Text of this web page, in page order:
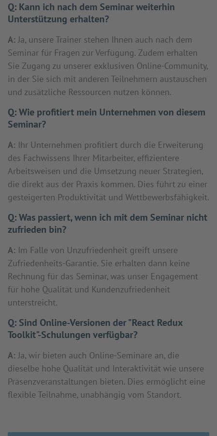
Q: Kann ich nach dem Seminar weiterhin
Unterstützung erhalten?
A: Ja, unsere Trainer stehen Ihnen auch nach dem
Seminar für Fragen zur Verfügung. Zudem erhalten
Sie Zugang zu unserer exklusiven Online-Community,
in der Sie sich mit anderen Teilnehmern austauschen
und zusätzliche Ressourcen nutzen können.
Q:Wie profitiert mein Unternehmen von diesem
Seminar?
A: Ihr Unternehmen profitiert durch die Erweiterung
des Fachwissens Ihrer Mitarbeiter, effizientere
Arbeitsweisen und die Umsetzung neuer Strategien,
die direkt aus der Praxis kommen. Dies führt zu einer
gesteigerten Produktivität und Wettbewerbsfähigkeit.
Q:Was passiert, wenn ich mit dem Seminar nicht
zufrieden bin?
A: Im Falle von Unzufriedenheit greift unsere
Zufriedenheits-Garantie. Sie erhalten dann keine
Rechnung für das Seminar, was unser Engagement
für hohe Qualität und Kundenzufriedenheit
unterstreicht.
Q: Sind Online-Versionen der "React Redux
Toolkit"-Schulungen verfügbar?
A: Ja, wir bieten auch Online-Seminare an, die
dieselbe hohe Qualität und Interaktivität wie unsere
Präsenzveranstaltungen bieten. Dies ermöglicht eine
flexible Teilnahme, unabhängig vom Standort.